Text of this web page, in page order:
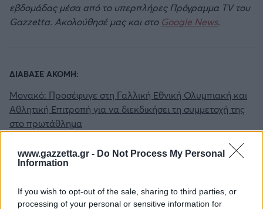
www.gazzetta.gr - Do Not Process My Personal
Information
If you wish to opt-out of the sale, sharing to third parties, or
processing of your personal or sensitive information for
εβδομάδας μέσα από το υπερπλήρες Πρόγραμμα TV του
Gazzetta. Ακολούθησέ μας και στο Google News.
ΔΙΑΒΑΣΕ ΑΚΟΜΗ:
Μονακό: Προσέφυγε στη Γαλλική Εθνική Ολυμπιακή και
Αθλητική Επιτροπή για να διεκδικήσει τη συμμετοχή της
στο πρωτάθλημα
προσκήνιο το Αμβούργο για τη θέση της»